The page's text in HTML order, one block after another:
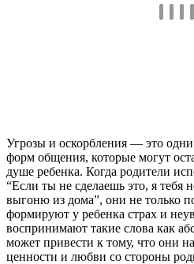
Угрозы и оскорбления — это
форм общения, которые могут
душе ребенка. Когда родители
“Если ты не сделаешь это, я тебя
выгоню из дома”, они не только
формируют у ребенка страх и
воспринимают такие слова как
может привести к тому, что они
ценности и любви со стороны